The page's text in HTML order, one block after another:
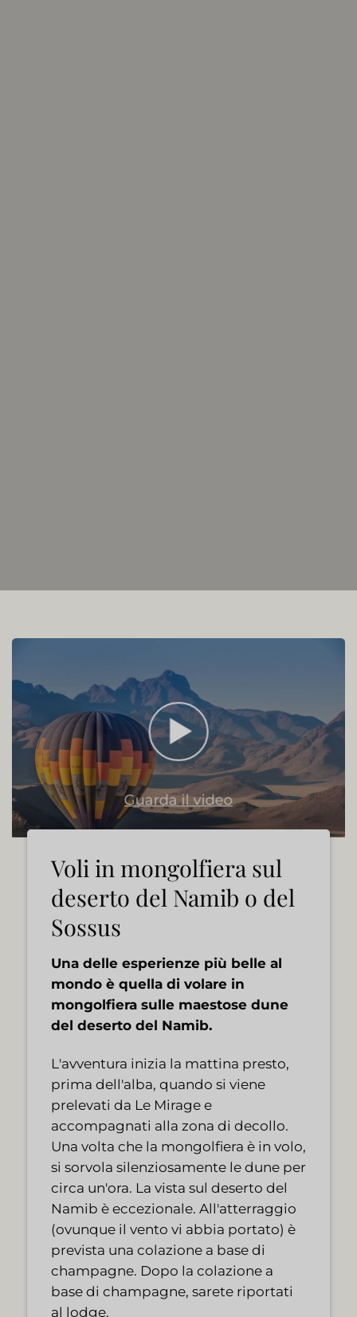
Voli in mongolfiera sul
deserto del Namib o del
Sossus
Una delle esperienze più belle al
mondo è quella di volare in
mongolfiera sulle maestose dune
del deserto del Namib.
L'avventura inizia la mattina presto,
prima dell'alba, quando si viene
prelevati da Le Mirage e
accompagnati alla zona di decollo.
Una volta che la mongolfiera è in volo,
si sorvola silenziosamente le dune per
circa un'ora. La vista sul deserto del
Namib è eccezionale. All'atterraggio
(ovunque il vento vi abbia portato) è
prevista una colazione a base di
champagne. Dopo la colazione a
base di champagne, sarete riportati
al lodge.
Guarda il video